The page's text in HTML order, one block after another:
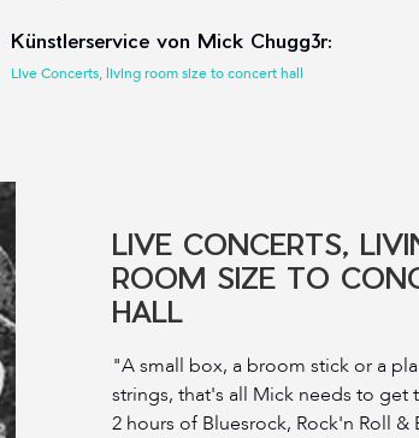
Künstlerservice von Mick Chugg3r:
Live Concerts, living room size to concert hall
LIVE CONCERTS,
ROOM SIZE TO
HALL
"A small box, a broom stick or a
strings, that's all Mick needs to get
2 hours of Bluesrock, Rock'n Roll &